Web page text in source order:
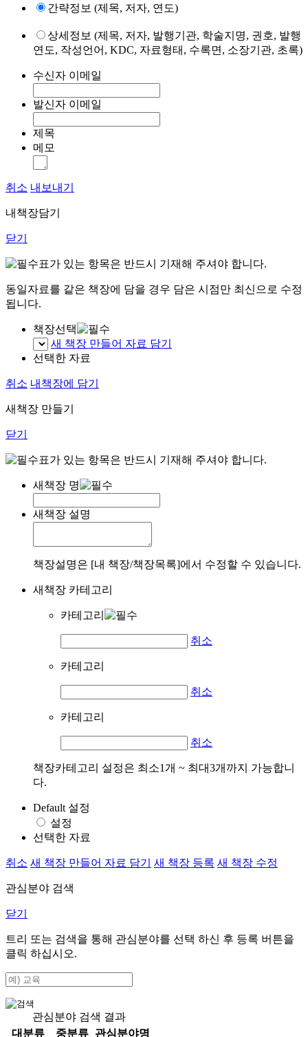
간략정보 (제목, 저자, 연도)
상세정보 (제목, 저자, 발행기관, 학술지명, 권호, 발행
연도, 작성언어, KDC, 자료형태, 수록면, 소장기관, 초록)
수신자 이메일
발신자 이메일
제목
메모
취소 내보내기
내책장담기
닫기
표가 있는 항목은 반드시 기재해 주셔야 합니다.
동일자료를 같은 책장에 담을 경우 담은 시점만 최신으로 수정
됩니다.
책장선택
새 책장 만들어 자료 담기
선택한 자료
취소 내책장에 담기
새책장 만들기
닫기
표가 있는 항목은 반드시 기재해 주셔야 합니다.
새책장 명
새책장 설명
책장설명은 [내 책장/책장목록]에서 수정할 수 있습니다.
새책장 카테고리
카테고리
취소
카테고리
취소
카테고리
취소
책장카테고리 설정은 최소1개 ~ 최대3개까지 가능합니
다.
Default 설정
설정
선택한 자료
취소 새 책장 만들어 자료 담기 새 책장 등록 새 책장 수정
관심분야 검색
닫기
트리 또는 검색을 통해 관심분야를 선택 하신 후 등록 버튼을
클릭 하십시오.
관심분야 검색 결과
대분류
중분류 관심분야명